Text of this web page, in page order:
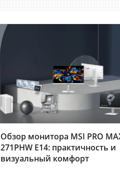
Обзор монитора MSI PRO
271PHW E14: практичность и
визуальный комфорт